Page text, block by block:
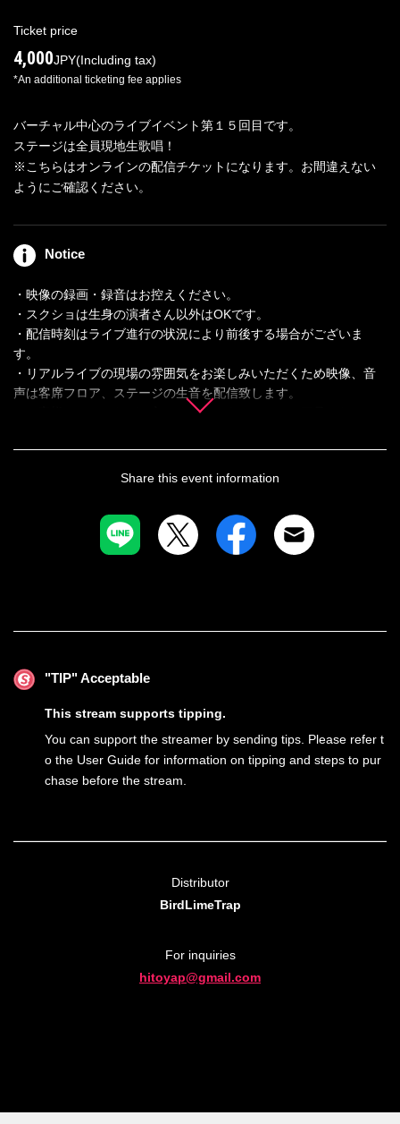
For Distributors
Ticket price
4,000JPY(Including tax)
*An additional ticketing fee applies
バーチャル中心のライブイベント第１５回目です。
ステージは全員現地生歌唱！
※こちらはオンラインの配信チケットになります。お間違えない
ようにご確認ください。
Notice
・映像の録画・録音はお控えください。
・スクショは生身の演者さん以外はOKです。
・配信時刻はライブ進行の状況により前後する場合がございま
す。
・リアルライブの現場の雰囲気をお楽しみいただくため映像、音
声は客席フロア、ステージの生音を配信致します。
お客様のコールなども入りますのであらかじめご了承くださ
・決済メールが迷惑メール等に振り分けられている場合がござい
ます。届かない場合はご確認をお願いいたします。
"演者名”と記入し投入するとお目当て選択外の演者さんにもチップ
のバックで応援ができます。
Share this event information
"TIP" Acceptable
This stream supports tipping.
You can support the streamer by sending tips. Please refer t
o the User Guide for information on tipping and steps to pur
chase before the stream.
Distributor
BirdLimeTrap
For inquiries
hitoyap@gmail.com